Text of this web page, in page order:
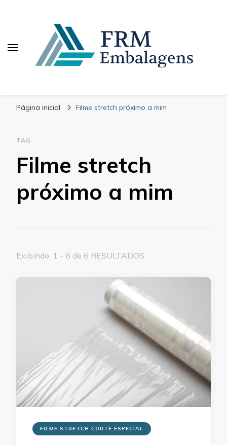
Página inicial Filme stretch próximo a mim
TAG
Filme stretch
próximo a mim
Exibindo: 1 - 6 de 6 RESULTADOS
FILME STRETCH CORTE ESPECIAL